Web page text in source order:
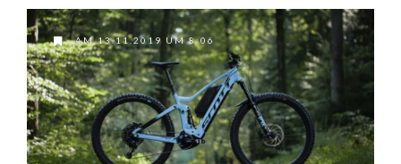
AM 13.11.2019 UM 8:06